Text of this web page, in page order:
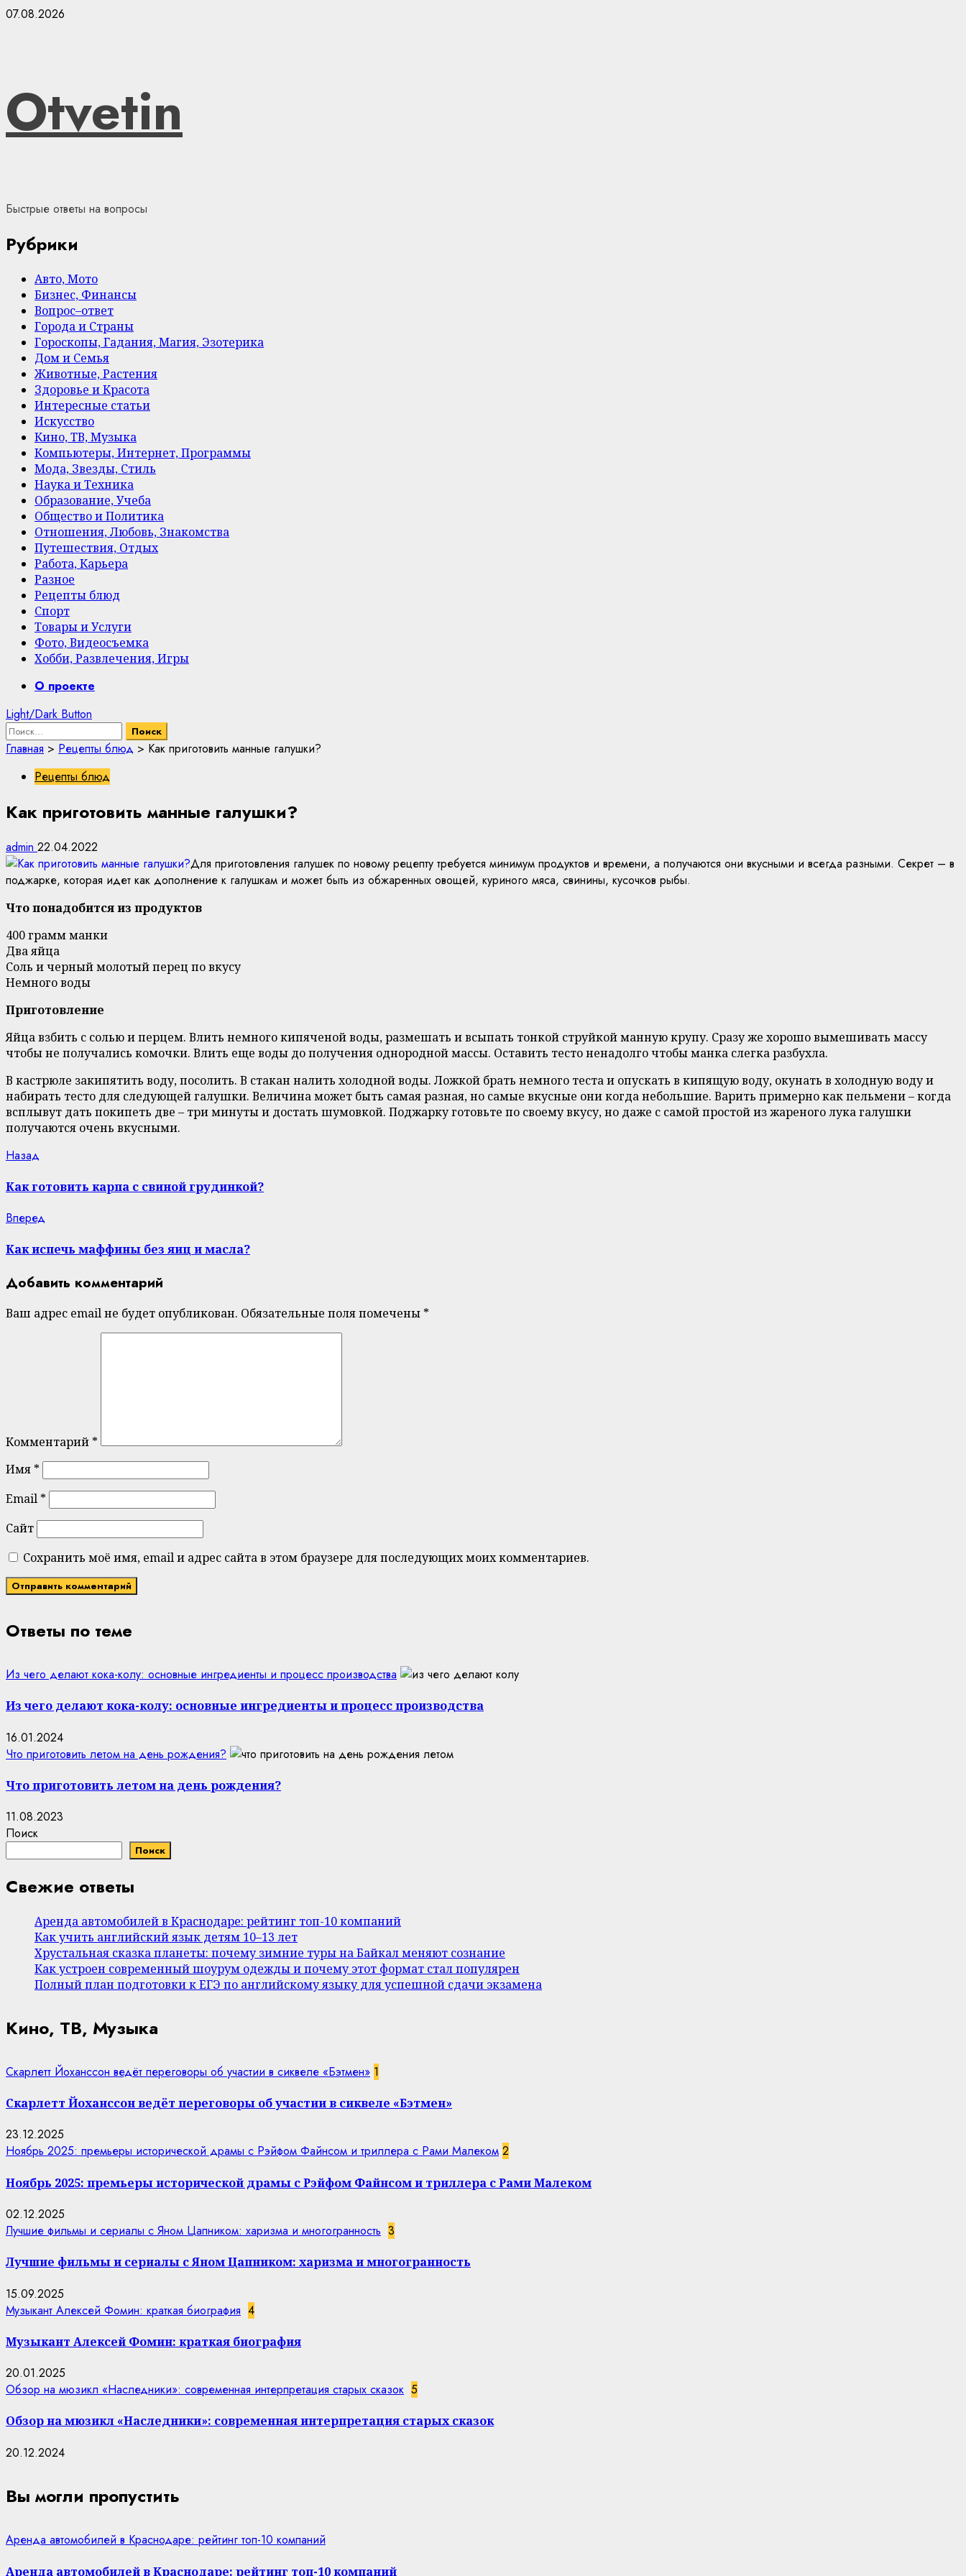
Skip
07.08.2026
Otvetin
Быстрые ответы на вопросы
Рубрики
Авто, Мото
Бизнес, Финансы
Вопрос–ответ
Города и Страны
Гороскопы, Гадания, Магия, Эзотерика
Дом и Семья
Животные, Растения
Здоровье и Красота
Интересные статьи
Искусство
Кино, ТВ, Музыка
Компьютеры, Интернет, Программы
Мода, Звезды, Стиль
Наука и Техника
Образование, Учеба
Общество и Политика
Отношения, Любовь, Знакомства
Путешествия, Отдых
Работа, Карьера
Разное
Рецепты блюд
Спорт
Товары и Услуги
Фото, Видеосъемка
Хобби, Развлечения, Игры
PrimaryО проекте
Light/Dark Button
Найти:
Главная > Рецепты блюд > Как приготовить манные галушки?
Рецепты блюд
Как приготовить манные галушки?
admin 22.04.2022
Для приготовления галушек по новому рецепту требуется минимум продуктов и времени, а получаются они вкусными и всегда разными. Секрет – в
поджарке, которая идет как дополнение к галушкам и может быть из обжаренных овощей, куриного мяса, свинины, кусочков рыбы.
Что понадобится из продуктов
400 грамм манки
Два яйца
Соль и черный молотый перец по вкусу
Немного воды
Приготовление
Яйца взбить с солью и перцем. Влить немного кипяченой воды, размешать и всыпать тонкой струйкой манную крупу. Сразу же хорошо вымешивать массу
чтобы не получались комочки. Влить еще воды до получения однородной массы. Оставить тесто ненадолго чтобы манка слегка разбухла.
В кастрюле закипятить воду, посолить. В стакан налить холодной воды. Ложкой брать немного теста и опускать в кипящую воду, окунать в холодную воду и
набирать тесто для следующей галушки. Величина может быть самая разная, но самые вкусные они когда небольшие. Варить примерно как пельмени – когда
всплывут дать покипеть две – три минуты и достать шумовкой. Поджарку готовьте по своему вкусу, но даже с самой простой из жареного лука галушки
получаются очень вкусными.
Continue
Reading
Назад
Как готовить карпа с свиной грудинкой?
Вперед
Как испечь маффины без яиц и масла?
Добавить комментарий
Ваш адрес email не будет опубликован. Обязательные поля помечены *
Комментарий *
Имя *
Email *
Сайт
Сохранить моё имя, email и адрес сайта в этом браузере для последующих моих комментариев.
Ответы по теме
Из чего делают кока-колу: основные ингредиенты и процесс производства
Из чего делают кока-колу: основные ингредиенты и процесс производства
16.01.2024
Что приготовить летом на день рождения?
Что приготовить летом на день рождения?
11.08.2023
Поиск
Поиск
Свежие ответы
Аренда автомобилей в Краснодаре: рейтинг топ-10 компаний
Как учить английский язык детям 10–13 лет
Хрустальная сказка планеты: почему зимние туры на Байкал меняют сознание
Как устроен современный шоурум одежды и почему этот формат стал популярен
Полный план подготовки к ЕГЭ по английскому языку для успешной сдачи экзамена
Кино, ТВ, Музыка
Скарлетт Йоханссон ведёт переговоры об участии в сиквеле «Бэтмен» 1
Скарлетт Йоханссон ведёт переговоры об участии в сиквеле «Бэтмен»
23.12.2025
Ноябрь 2025: премьеры исторической драмы с Рэйфом Файнсом и триллера с Рами Малеком 2
Ноябрь 2025: премьеры исторической драмы с Рэйфом Файнсом и триллера с Рами Малеком
02.12.2025
Лучшие фильмы и сериалы с Яном Цапником: харизма и многогранность 3
Лучшие фильмы и сериалы с Яном Цапником: харизма и многогранность
15.09.2025
Музыкант Алексей Фомин: краткая биография 4
Музыкант Алексей Фомин: краткая биография
20.01.2025
Обзор на мюзикл «Наследники»: современная интерпретация старых сказок 5
Обзор на мюзикл «Наследники»: современная интерпретация старых сказок
20.12.2024
Вы могли пропустить
Аренда автомобилей в Краснодаре: рейтинг топ-10 компаний
Аренда автомобилей в Краснодаре: рейтинг топ-10 компаний